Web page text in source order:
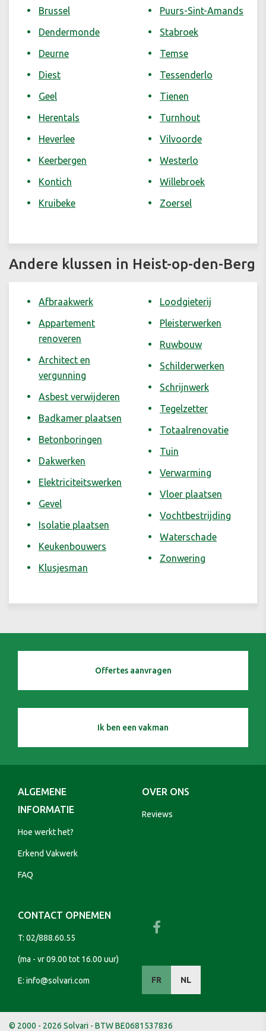
Brussel
Dendermonde
Deurne
Diest
Geel
Herentals
Heverlee
Keerbergen
Kontich
Kruibeke
Puurs-Sint-Amands
Stabroek
Temse
Tessenderlo
Tienen
Turnhout
Vilvoorde
Westerlo
Willebroek
Zoersel
Andere klussen in Heist-op-den-Berg
Afbraakwerk
Appartement
renoveren
Architect en
vergunning
Asbest verwijderen
Badkamer plaatsen
Betonboringen
Dakwerken
Elektriciteitswerken
Gevel
Isolatie plaatsen
Keukenbouwers
Klusjesman
Loodgieterij
Pleisterwerken
Ruwbouw
Schilderwerken
Schrijnwerk
Tegelzetter
Totaalrenovatie
Tuin
Verwarming
Vloer plaatsen
Vochtbestrijding
Waterschade
Zonwering
Offertes aanvragen
Ik ben een vakman
ALGEMENE
INFORMATIE
Hoe werkt het?
Erkend Vakwerk
FAQ
OVER ONS
Reviews
CONTACT OPNEMEN
T: 02/888.60.55
(ma - vr 09.00 tot 16.00 uur)
E: info@solvari.com FR NL
© 2000 - 2026 Solvari - BTW BE0681537836